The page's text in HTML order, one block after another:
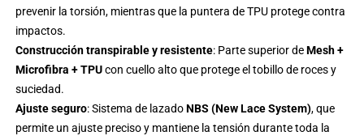
prevenir la torsión, mientras que la puntera de TPU protege contra
impactos.
Construcción transpirable y resistente: Parte superior deMesh +
Microfibra + TPUcon cuello alto que protege el tobillo de roces y
suciedad.
Ajuste seguro: Sistema de lazadoNBS (New Lace System), que
permite un ajuste preciso y mantiene la tensión durante toda la